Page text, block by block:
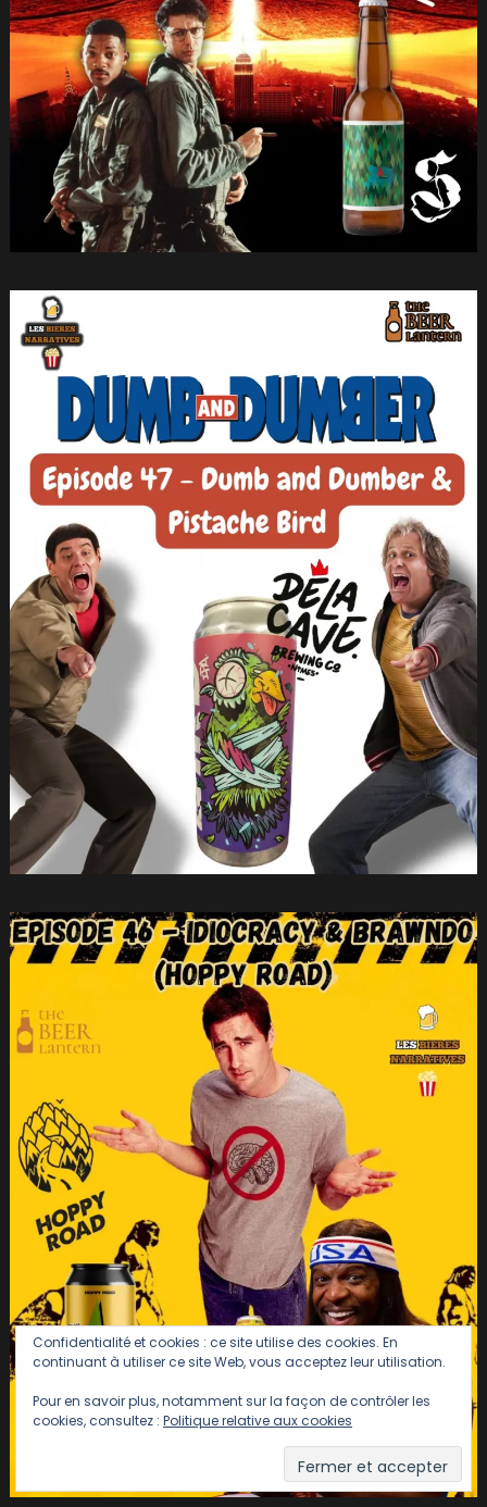
Confidentialité et cookies : ce site utilise des cookies. En
continuant à utiliser ce site Web, vous acceptez leur utilisation.
Pour en savoir plus, notamment sur la façon de contrôler les
cookies, consultez : Politique relative aux cookies